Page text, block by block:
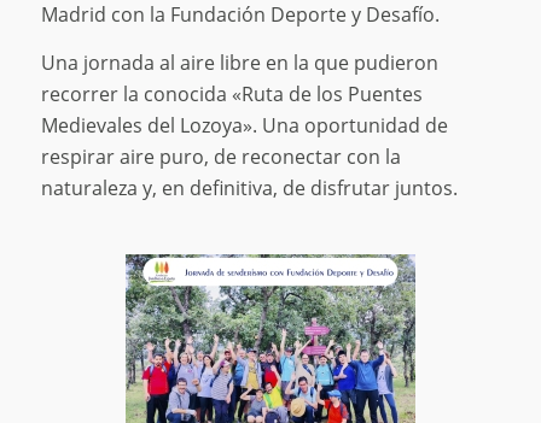
Madrid con la Fundación Deporte y Desafío.
Una jornada al aire libre en la que pudieron
recorrer la conocida «Ruta de los Puentes
Medievales del Lozoya». Una oportunidad de
respirar aire puro, de reconectar con la
naturaleza y, en definitiva, de disfrutar juntos.